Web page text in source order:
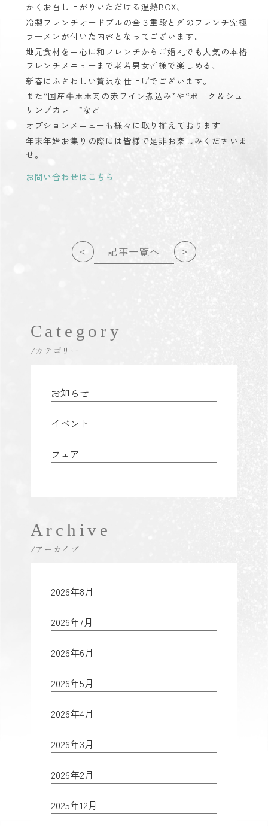
かくお召し上がりいただける温熱BOX、
冷製フレンチオードブルの全３重段と〆のフレンチ究極
ラーメンが付いた内容となってございます。
地元食材を中心に和フレンチからご婚礼でも人気の本格
フレンチメニューまで老若男女皆様で楽しめる、
新春にふさわしい贅沢な仕上げでございます。
また “国産牛ホホ肉の赤ワイン煮込み”や“ポーク＆シュ
リンプカレー”など
オプションメニューも様々に取り揃えております
年末年始お集りの際には皆様で是非お楽しみくださいま
せ。
お問い合わせはこちら
< 記事一覧へ >
Category
/カテゴリー
お知らせ
イベント
フェア
Archive
/アーカイブ
2026年8月
2026年7月
2026年6月
2026年5月
2026年4月
2026年3月
2026年2月
2025年12月